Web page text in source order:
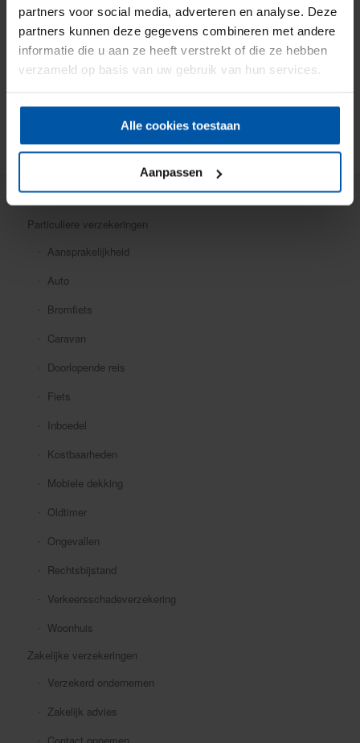
partners voor social media, adverteren en analyse. Deze
partners kunnen deze gegevens combineren met andere
informatie die u aan ze heeft verstrekt of die ze hebben
verzameld op basis van uw gebruik van hun services.
Alle cookies toestaan
Aanpassen
Deel deze pagina
Facebook Twitter
Particuliere verzekeringen
Aansprakelijkheid
Auto
Bromfiets
Caravan
Doorlopende reis
Fiets
Inboedel
Kostbaarheden
Mobiele dekking
Oldtimer
Ongevallen
Rechtsbijstand
Verkeersschadeverzekering
Woonhuis
Zakelijke verzekeringen
Verzekerd ondernemen
Zakelijk advies